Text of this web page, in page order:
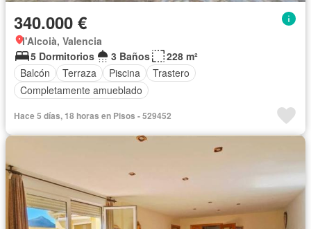
340.000 €
l'Alcoià, Valencia
5 Dormitorios
3 Baños
228 m²
Balcón
Terraza Piscina
Trastero
Completamente amueblado
Hace 5 días, 18 horas en Pisos - 529452